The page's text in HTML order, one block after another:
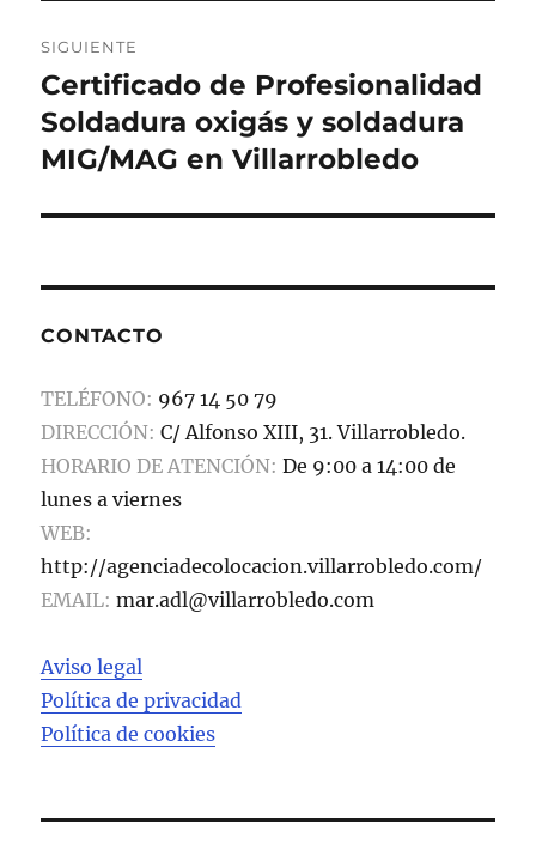
SIGUIENTE
Entrada
siguiente:
Certificado de Profesionalidad
Soldadura oxigás y soldadura
MIG/MAG en Villarrobledo
CONTACTO
TELÉFONO: 967 14 50 79
DIRECCIÓN: C/ Alfonso XIII, 31. Villarrobledo.
HORARIO DE ATENCIÓN: De 9:00 a 14:00 de
lunes a viernes
WEB:
http://agenciadecolocacion.villarrobledo.com/
EMAIL: mar.adl@villarrobledo.com
Aviso legal
Política de privacidad
Política de cookies